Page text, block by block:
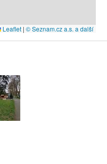
Leaflet | © Seznam.cz a.s. a další